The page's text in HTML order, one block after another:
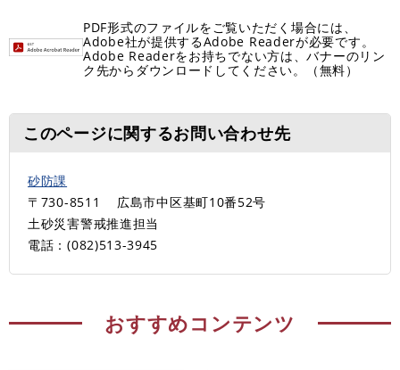
PDF形式のファイルをご覧いただく場合には、
Adobe社が提供するAdobe Readerが必要です。
Adobe Readerをお持ちでない方は、バナーのリン
ク先からダウンロードしてください。（無料）
このページに関するお問い合わせ先
砂防課
〒730-8511
広島市中区基町10番52号
土砂災害警戒推進担当
電話：(082)513-3945
おすすめコンテンツ